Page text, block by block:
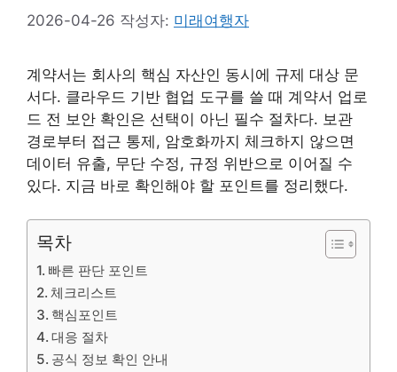
2026-04-26 작성자: 미래여행자
계약서는 회사의 핵심 자산인 동시에 규제 대상 문
서다. 클라우드 기반 협업 도구를 쓸 때 계약서 업로
드 전 보안 확인은 선택이 아닌 필수 절차다. 보관
경로부터 접근 통제, 암호화까지 체크하지 않으면
데이터 유출, 무단 수정, 규정 위반으로 이어질 수
있다. 지금 바로 확인해야 할 포인트를 정리했다.
목차
빠른 판단 포인트
체크리스트
핵심포인트
대응 절차
공식 정보 확인 안내